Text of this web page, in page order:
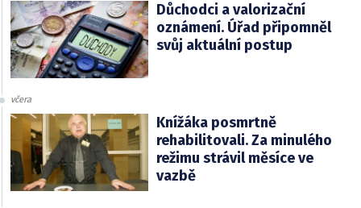
Důchodci a valorizační
oznámení. Úřad připomněl
svůj aktuální postup
včera
Knížáka posmrtně
rehabilitovali. Za minulého
režimu strávil měsíce ve
vazbě